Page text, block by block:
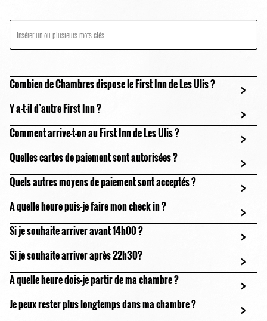
Combien de Chambres dispose le First Inn de Les Ulis ? >
Y a-t-il d’autre First Inn ? >
Comment arrive-t-on au First Inn de Les Ulis ? >
Quelles cartes de paiement sont autorisées ? >
Quels autres moyens de paiement sont acceptés ? >
A quelle heure puis-je faire mon check in ? >
Si je souhaite arriver avant 14h00 ? >
Si je souhaite arriver après 22h30? >
A quelle heure dois-je partir de ma chambre ? >
Je peux rester plus longtemps dans ma chambre ? >